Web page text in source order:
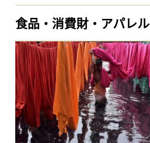
食品・消費財・アパレル